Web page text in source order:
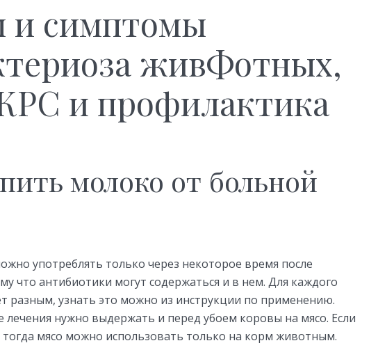
и симптомы
живФотных,
и профилактика
молоко от больной
употреблять только через некоторое время после
что антибиотики могут содержаться и в нем. Для каждого
разным, узнать это можно из инструкции по применению.
лечения нужно выдержать и перед убоем коровы на мясо. Если
мясо можно использовать только на корм животным.